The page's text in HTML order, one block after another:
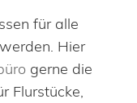
für alle
Hier
gerne die
Flurstücke,